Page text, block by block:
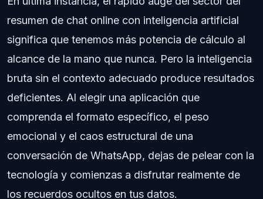
resumen de chat online con inteligencia artificial
significa que tenemos más potencia de cálculo al
alcance de la mano que nunca. Pero la inteligencia
bruta sin el contexto adecuado produce resultados
deficientes. Al elegir una aplicación que
comprenda el formato específico, el peso
emocional y el caos estructural de una
conversación de WhatsApp, dejas de pelear con la
tecnología y comienzas a disfrutar realmente de
los recuerdos ocultos en tus datos.